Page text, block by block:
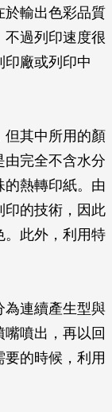
於輸出色彩品質
不過列印速度很
廠或列印中
但其中所用的顏
由完全不含水分
的熱轉印紙。由
印的技術，因此
。此外，利用特
為連續產生型與
噴出，再以回
的時候，利用